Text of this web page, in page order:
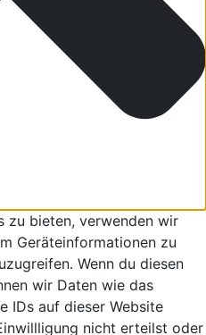
zu bieten, verwenden wir
Geräteinformationen zu
Wenn du diesen
wir Daten wie das
IDs auf dieser Website
nicht erteilst oder